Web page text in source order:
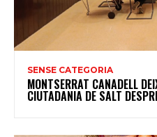
SENSE CATEGORIA
MONTSERRAT CANADELL
CIUTADANIA DE SALT